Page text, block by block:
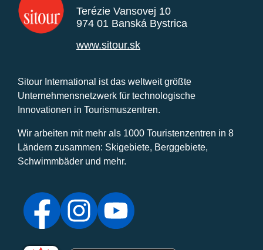
Terézie Vansovej 10
974 01 Banská Bystrica
www.sitour.sk
Sitour International ist das weltweit größte
Unternehmensnetzwerk für technologische
Innovationen in Tourismuszentren.
Wir arbeiten mit mehr als 1000 Touristenzentren in 8
Ländern zusammen: Skigebiete, Berggebiete,
Schwimmbäder und mehr.